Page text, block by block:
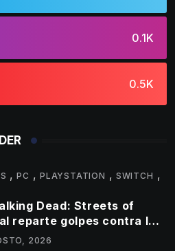
0.1K
0.5K
,PC ,PLAYSTATION , SWITCH ,
Dead: Streets of
reparte golpes contra los
en su nuevo tráiler
2026